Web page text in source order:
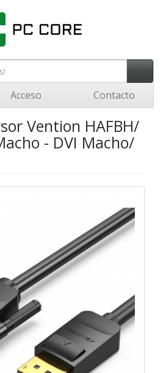
Acceso Contacto
Vention HAFBH/
- DVI Macho/